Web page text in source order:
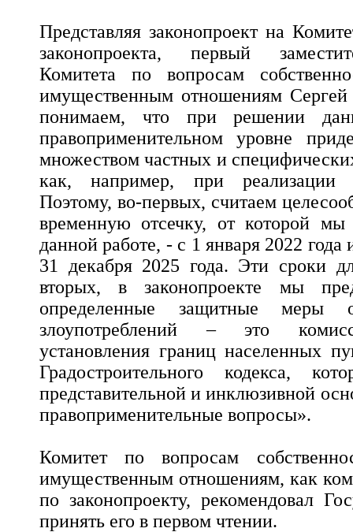
Представляя законопроект на
законопроекта, первый
Комитета по вопросам
имущественным отношениям
понимаем, что при решении
правоприменительном уровне
множеством частных и
как, например, при реализации
Поэтому, во-первых, считаем
временную отсечку, от которой мы
данной работе, - с 1 января 2022
31 декабря 2025 года. Эти сроки
вторых, в законопроекте мы
определенные защитные меры
злоупотреблений – это
установления границ населенных
Градостроительного кодекса,
представительной и инклюзивной
правоприменительные вопросы».
Комитет по вопросам
имущественным отношениям, как
по законопроекту, рекомендовал
принять его в первом чтении.